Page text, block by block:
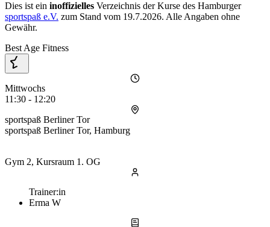
Dies ist ein inoffizielles Verzeichnis der Kurse des Hamburger
sportspaß e.V. zum Stand vom 19.7.2026. Alle Angaben ohne
Gewähr.
Best Age Fitness
Mittwochs
11:30 - 12:20
sportspaß Berliner Tor
sportspaß Berliner Tor, Hamburg
Gym 2, Kursraum 1. OG
Trainer:in
Erma W